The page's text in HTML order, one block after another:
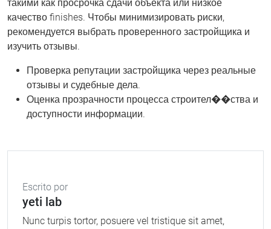
такими как просрочка сдачи объекта или низкое
качество finishes. Чтобы минимизировать риски,
рекомендуется выбрать проверенного застройщика и
изучить отзывы.
Проверка репутации застройщика через реальные
отзывы и судебные дела.
Оценка прозрачности процесса строител��ства и
доступности информации.
Escrito por
yeti lab
Nunc turpis tortor, posuere vel tristique sit amet,